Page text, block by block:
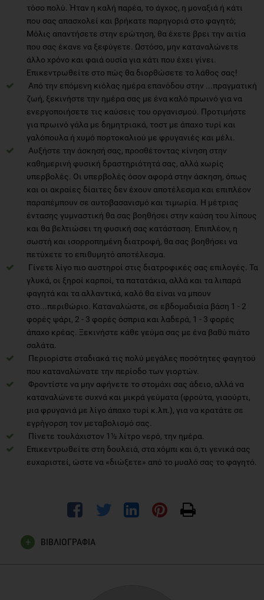
τόσο πολύ. Ήταν η καλή παρέα, το άγχος, η μοναξιά ή κάτι
που σας απασχολεί και βρήκατε παρηγοριά στο φαγητό;
Μόλις απαντήσετε στην ερώτηση, θα έχετε βρει την αιτία
που σας έκανε να ξεφύγετε. Ωστόσο, μην καταναλώνετε
άλλο χρόνο και φαιά ουσία για κάτι που έχει γίνει.
Επικεντρωθείτε στο πώς θα διορθώσετε το λάθος σας!
Από την επόμενη κιόλας ημέρα επανόδου στην ...πραγματική
ζωή, ξεκινήστε την ημέρα σας με ένα καλό πρωινό για να
ενεργοποιήσετε τις καύσεις του οργανισμού. Προτιμήστε
για πρωινό γάλα με δημητριακά, τοστ με άπαχο τυρί και
γαλόπουλα ή χυμό πορτοκαλιού με φρυγανιές και μέλι.
Αυξήστε την άσκησή σας, προσθέτοντας κίνηση στην
καθημερινή φυσική δραστηριότητά σας, αλλά χωρίς
υπερβολές. Οι υπερβολές όσον αφορά στην άσκηση, όπως
και οι ακραίες δίαιτες δεν έχουν αποτέλεσμα και επιπλέον
παραπέμπουν σε αυτοβασανισμό και τιμωρία. Η μέτριας
έντασης γυμναστική θα σας βοηθήσει στην καύση του λίπους
και θα βελτιώσει τη φυσική σας κατάσταση. Επιπλέον, η
σωστή και ισορροπημένη διατροφή, θα σας βοηθήσει να
πετύχετε το επιθυμητό αποτέλεσμα.
Γίνετε λίγο πιο αυστηροί στις διατροφικές σας επιλογές. Τα
γλυκά, οι ξηροί καρποί, τα πατατάκια, αλλά και τα λιπαρά
φαγητά και τα αλλαντικά, καλό θα είναι να μπουν
στο...περιθώριο. Καταναλώστε, σε εβδομαδιαία βάση 1 - 2
φορές ψάρι, 2 - 3 φορές όσπρια και λαδερά, 1 - 3 φορές
άπαχο κρέας. Ξεκινήστε κάθε γεύμα σας με ένα βαθύ πιάτο
σαλάτα.
Περιορίστε σταδιακά τις πολύ μεγάλες ποσότητες φαγητού
που καταναλώνατε την περίοδο των γιορτών.
Φροντίστε να μην αφήνετε το στομάχι σας άδειο, αλλά να
καταναλώνετε συχνά και μικρά γεύματα (φρούτα, γιαούρτι,
μια φρυγανιά με λίγο άπαχο τυρί κ.λπ.), για να κρατάτε σε
εγρήγορση τον μεταβολισμό σας.
Πίνετε τουλάχιστον 1½ λίτρο νερό, την ημέρα.
Επικεντρωθείτε στη δουλειά, στα χόμπι και ό,τι γενικά σας
ευχαριστεί, ώστε να «διώξετε» από το μυαλό σας το φαγητό.
ΒΙΒΛΙΟΓΡΑΦΙΑ